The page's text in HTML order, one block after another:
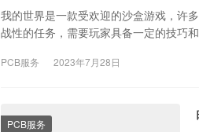
我的世界是一款受欢迎的沙盒游戏，许
战性的任务，需要玩家具备一定的技巧
PCB服务 2023年7月28日
PCB服务